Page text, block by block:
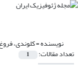
نویسنده =کلوندی،
تعداد مقالات: 1